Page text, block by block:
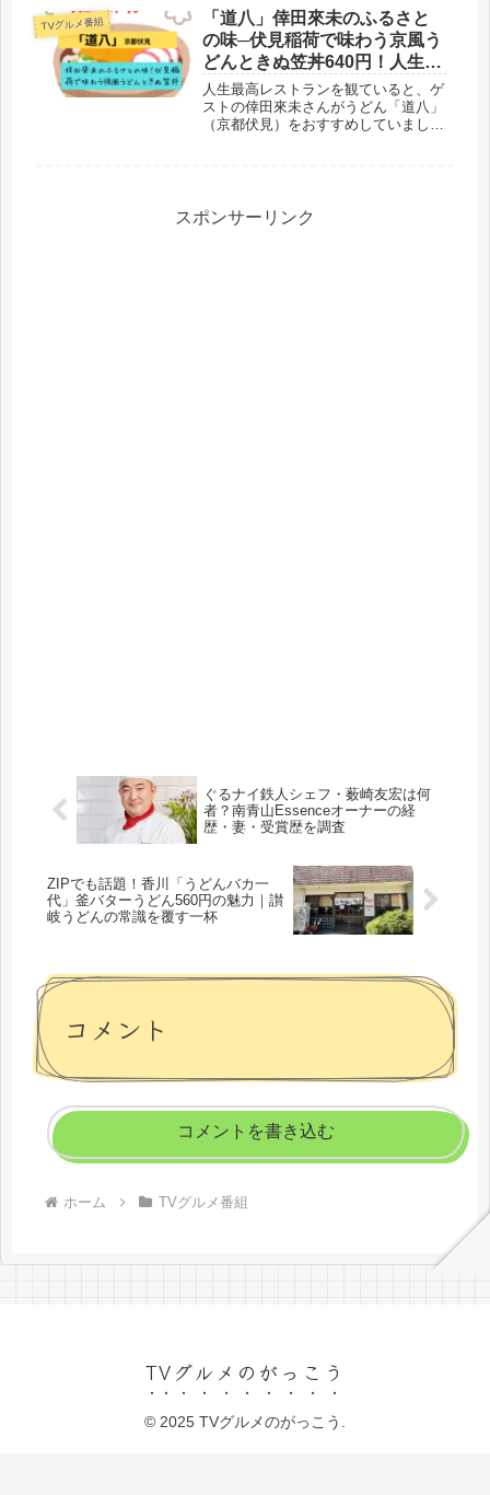
スープなしの水ギョウザ、醤油ラーメ
ンの魅力や口コミ、店舗情報をご紹介
します。
TVグルメ番組
「道八」倖田來未のふるさと
の味─伏見稲荷で味わう京風う
どんときぬ笠丼640円！人生最
高レストラン
人生最高レストランを観ていると、ゲ
ストの倖田來未さんがうどん「道八」
（京都伏見）をおすすめしていまし
丼をご紹介です。
スポンサーリンク
ぐるナイ鉄人シェフ・薮崎友宏は何
者？南青山Essenceオーナーの経
歴・妻・受賞歴を調査
ZIPでも話題！香川「うどんバカ一
代」釜バターうどん560円の魅力｜讃
岐うどんの常識を覆す一杯
コメント
コメントを書き込む
ホーム TVグルメ番組
TVグルメのがっこう
© 2025 TVグルメのがっこう.